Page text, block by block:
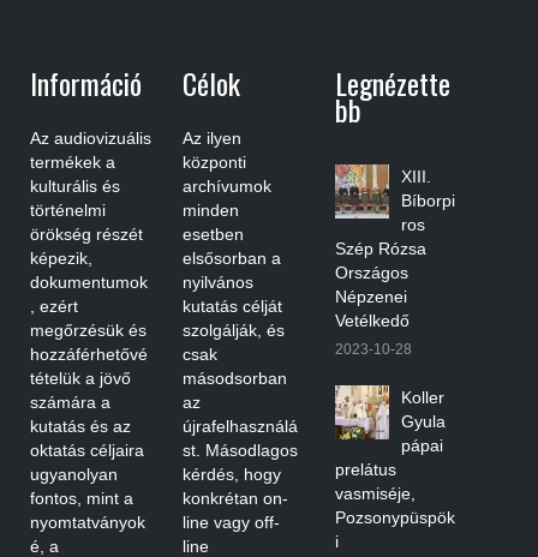
Információ
Az audiovizuális
termékek a
kulturális és
történelmi
örökség részét
képezik,
dokumentumok
, ezért
megőrzésük és
hozzáférhetővé
tételük a jövő
számára a
kutatás és az
oktatás céljaira
ugyanolyan
fontos, mint a
nyomtatványok
é, a
Célok
Az ilyen
központi
archívumok
minden
esetben
elsősorban a
nyilvános
kutatás célját
szolgálják, és
csak
másodsorban
az
újrafelhasználá
st. Másodlagos
kérdés, hogy
konkrétan on-
line vagy off-
line
Legnézette
Bb
XIII.
Bíborpi
ros
Szép Rózsa
Országos
Népzenei
Vetélkedő
2023-10-28
Koller
Gyula
pápai
prelátus
vasmiséje,
Pozsonypüspök
i